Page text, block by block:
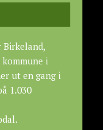
i
ut en gang i
1.030